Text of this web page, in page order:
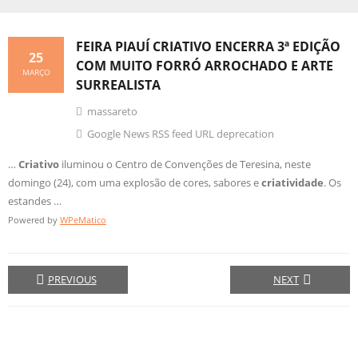
FEIRA PIAUÍ CRIATIVO ENCERRA 3ª EDIÇÃO
COM MUITO FORRÓ ARROCHADO E ARTE
SURREALISTA
25
MARÇO
massareto
Google News RSS feed URL deprecation
… Criativo iluminou o Centro de Convenções de Teresina, neste
domingo (24), com uma explosão de cores, sabores ecriatividade. Os
estandes …
Powered by WPeMatico
PREVIOUS NEXT